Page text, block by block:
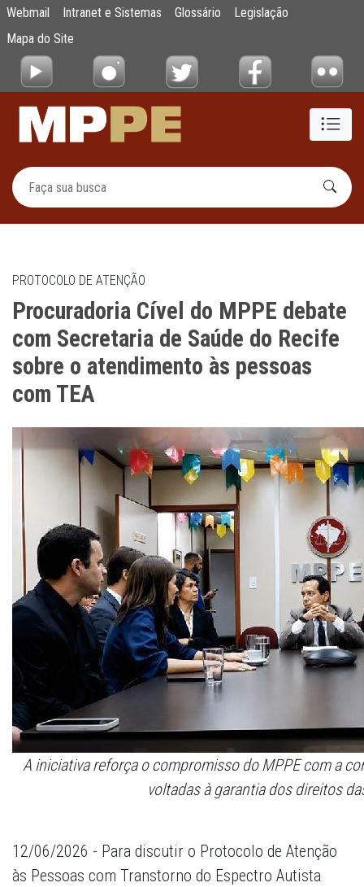
Pular para o Conteúdo principal
Procuradoria Cível do MPPE debate com
Webmail Intranet e Sistemas Glossário
Legislação
Mapa do Site
PROTOCOLO DE ATENÇÃO
Procuradoria Cível do MPPE debate
com Secretaria de Saúde do Recife
sobre o atendimento às pessoas
com TEA
A iniciativa reforça o compromisso do MPPE com a
voltadas à garantia dos direitos
12/06/2026 - Para discutir o Protocolo de Atenção
às Pessoas com Transtorno do Espectro Autista